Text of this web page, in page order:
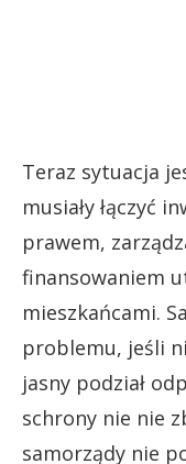
Teraz sytuacja
musiały łączyć
prawem,
finansowaniem
mieszkańcami.
problemu, jeśli
jasny podział
schrony nie nie
samorządy nie